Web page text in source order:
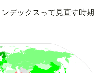
デックスって見直す時期